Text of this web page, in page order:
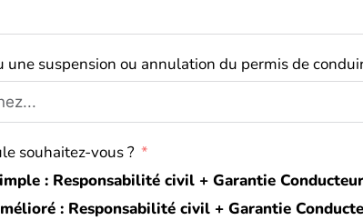
une suspension ou annulation du permis de
souhaitez-vous ?
: Responsabilité civil + Garantie
: Responsabilité civil + Garantie